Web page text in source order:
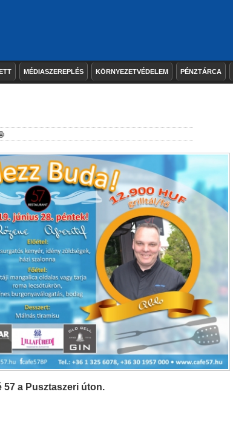
MÉDIASZEREPLÉS KÖRNYEZETVÉDELEM PÉNZTÁRCA
57 a Pusztaszeri úton.